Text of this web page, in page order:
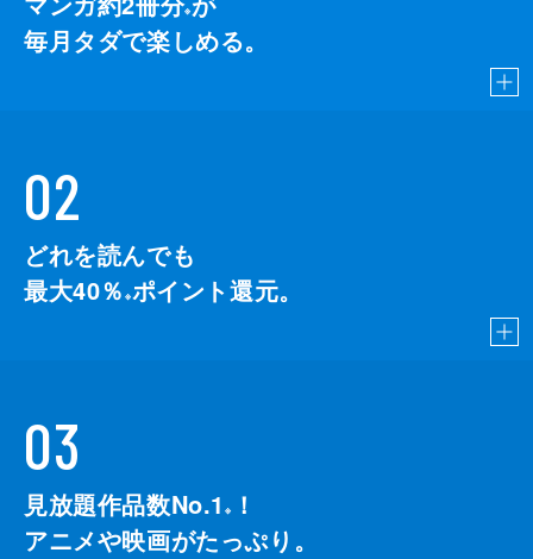
※
毎月タダで楽しめる。
02
どれを読んでも
最大40％ ※ポイント還元。
03
見放題作品数No.1 ※
！
アニメや映画がたっぷり。